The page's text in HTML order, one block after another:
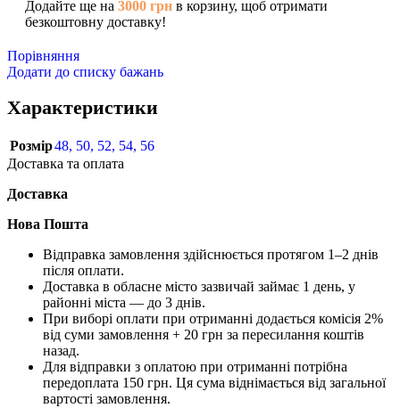
Додайте ще на 3000 грн в корзину, щоб отримати
безкоштовну доставку!
Порівняння
Додати до списку бажань
Характеристики
Розмір48, 50, 52, 54, 56
Доставка та оплата
Доставка
Нова Пошта
Відправка замовлення здійснюється протягом 1–2 днів
після оплати.
Доставка в обласне місто зазвичай займає 1 день, у
районні міста — до 3 днів.
При виборі оплати при отриманні додається комісія 2%
від суми замовлення + 20 грн за пересилання коштів
назад.
Для відправки з оплатою при отриманні потрібна
передоплата 150 грн. Ця сума віднімається від загальної
вартості замовлення.